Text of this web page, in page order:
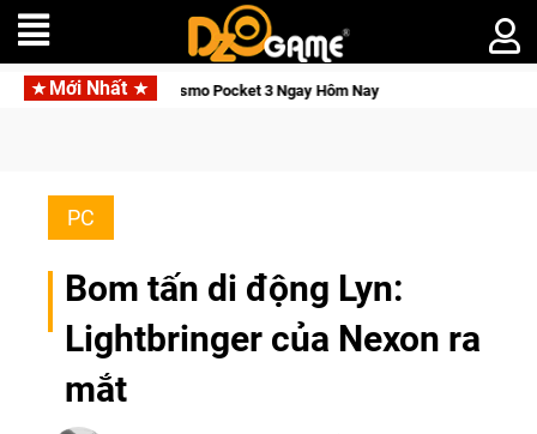
Mới Nhất
Osmo Pocket 3 Ngay Hôm Nay Lineage W – Quyền lực
PC
Bom tấn di động Lyn:
Lightbringer của Nexon ra
mắt